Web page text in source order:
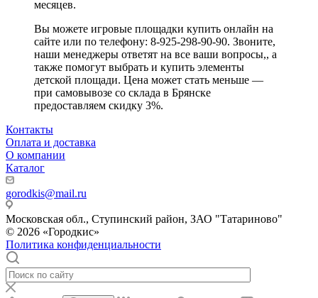
месяцев.
Вы можете игровые площадки купить онлайн на
сайте или по телефону: 8-925-298-90-90. Звоните,
наши менеджеры ответят на все ваши вопросы,, а
также помогут выбрать и купить элементы
детской площади. Цена может стать меньше —
при самовывозе со склада в Брянске
предоставляем скидку 3%.
Контакты
Оплата и доставка
О компании
Каталог
gorodkis@mail.ru
Московская обл., Ступинский район, ЗАО "Татариново"
© 2026 «Городкис»
Политика конфиденциальности